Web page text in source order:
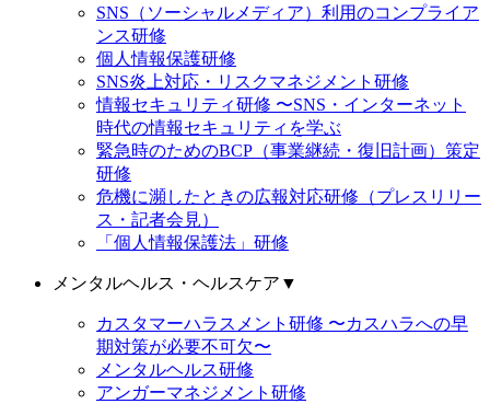
SNS（ソーシャルメディア）利用のコンプライア
ンス研修
個人情報保護研修
SNS炎上対応・リスクマネジメント研修
情報セキュリティ研修 〜SNS・インターネット
時代の情報セキュリティを学ぶ
緊急時のためのBCP（事業継続・復旧計画）策定
研修
危機に瀕したときの広報対応研修（プレスリリー
ス・記者会見）
「個人情報保護法」研修
メンタルヘルス・ヘルスケア ▼
カスタマーハラスメント研修 〜カスハラへの早
期対策が必要不可欠〜
メンタルヘルス研修
アンガーマネジメント研修